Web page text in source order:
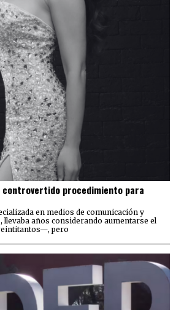
controvertido procedimiento para
en medios de comunicación y
llevaba años considerando aumentarse el
pero